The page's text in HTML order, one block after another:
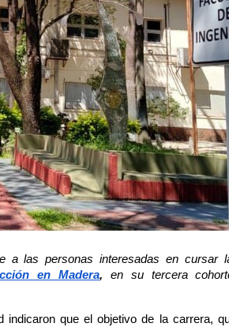
a las personas interesadas en cursar
en Madera, en su tercera
indicaron que el objetivo de la carrera,